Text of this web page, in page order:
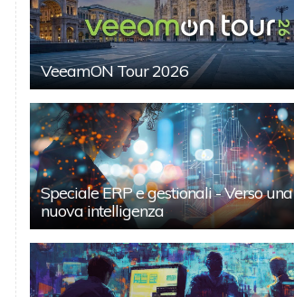
VeeamON Tour 2026
Speciale ERP e gestionali - Verso una
nuova intelligenza